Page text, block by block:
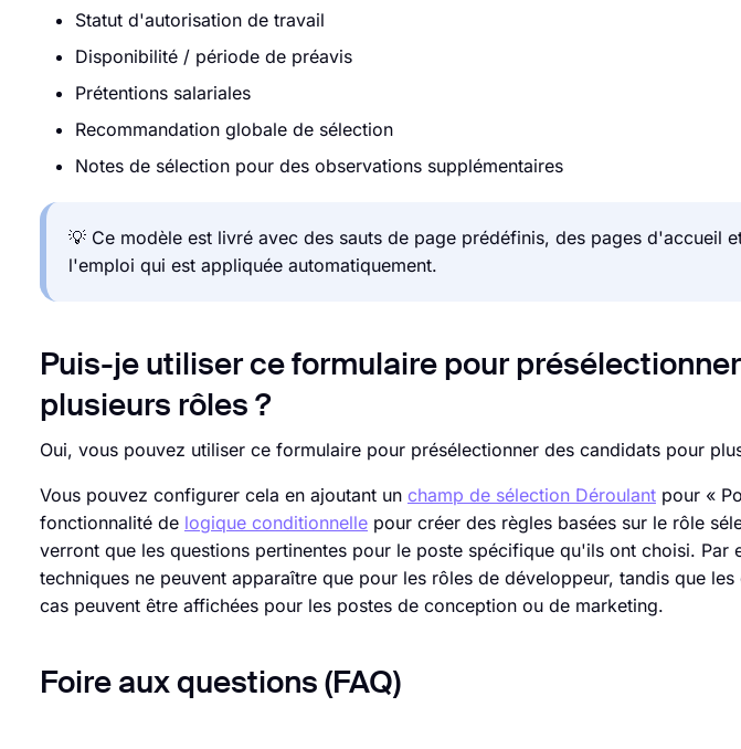
Statut d'autorisation de travail
Disponibilité / période de préavis
Prétentions salariales
Recommandation globale de sélection
Notes de sélection pour des observations supplémentaires
💡 Ce modèle est livré avec des sauts de page prédéfinis, des pages d'accueil
l'emploi qui est appliquée automatiquement.
Puis-je utiliser ce formulaire pour
plusieurs rôles ?
Oui, vous pouvez utiliser ce formulaire pour présélectionner des candidats pour
Vous pouvez configurer cela en ajoutant un champ de sélection Déroulant pour «
fonctionnalité de logique conditionnelle pour créer des règles basées sur le rôle
verront que les questions pertinentes pour le poste spécifique qu'ils ont choisi. Par
techniques ne peuvent apparaître que pour les rôles de développeur, tandis que
cas peuvent être affichées pour les postes de conception ou de marketing.
Foire aux questions (FAQ)